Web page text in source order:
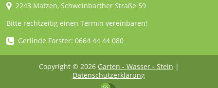
2243 Matzen, Schweinbarther Straße 59
Bitte rechtzeitig einen Termin vereinbaren!
Gerlinde Forster:0664 44 44 080
Copyright © 2026 Garten - Wasser - Stein |
Datenschutzerklärung